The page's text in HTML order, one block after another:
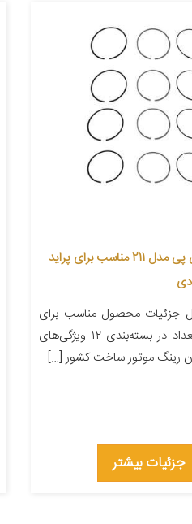
رینگ موتور تی پی مدل 211 مناسب برای پراید
جزئیات محصول مناسب برای
خودرو پراید تعداد در بسته‌بندی ۱۲ ویژگی‌های
رینگ موتور ساخت کشور […]
جزئیات بیشتر